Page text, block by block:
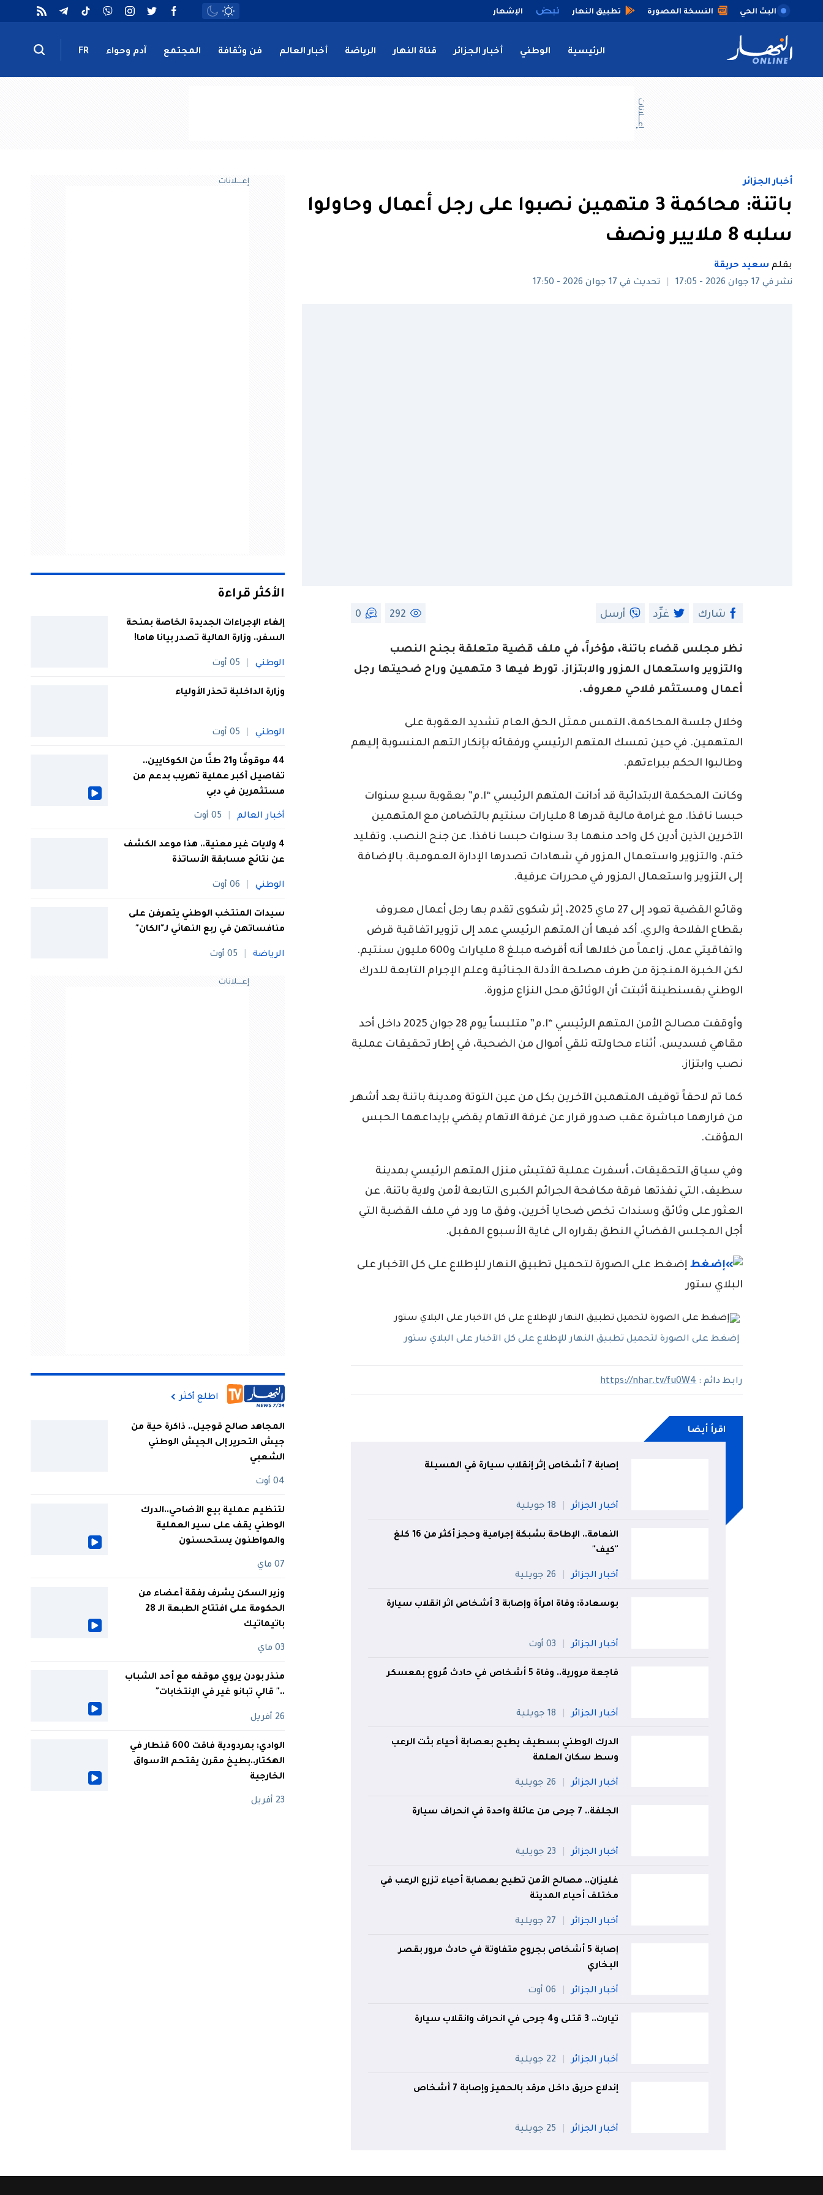
البث الحي النسخة المصورة تطبيق النهار الإشهار
الرئيسية الوطني أخبار الجزائر قناة النهار الرياضة أخبار العالم فن وثقافة المجتمع آدم وحواء FR
إعــــلانات
أخبار الجزائر
باتنة: محاكمة 3 متهمين نصبوا على رجل أعمال وحاولوا
سلبه 8 ملايير ونصف
بقلم سعيد حريقة
نشر في 17 جوان 2026 - 17:05
تحديث في 17 جوان 2026 - 17:50
شارك غرِّد أرسل 292
0
نظر مجلس قضاء باتنة، مؤخراً، في ملف قضية متعلقة بجنح النصب
والتزوير واستعمال المزور والابتزاز. تورط فيها 3 متهمين وراح ضحيتها رجل
أعمال ومستثمر فلاحي معروف.
وخلال جلسة المحاكمة، التمس ممثل الحق العام تشديد العقوبة على
المتهمين. في حين تمسك المتهم الرئيسي ورفقائه بإنكار التهم المنسوبة إليهم
وطالبوا الحكم ببراءتهم.
وكانت المحكمة الابتدائية قد أدانت المتهم الرئيسي “ا.م” بعقوبة سبع سنوات
حبسا نافذا. مع غرامة مالية قدرها 8 مليارات سنتيم بالتضامن مع المتهمين
الآخرين الذين أدين كل واحد منهما بـ3 سنوات حبسا نافذا. عن جنح النصب. وتقليد
ختم، والتزوير واستعمال المزور في شهادات تصدرها الإدارة العمومية. بالإضافة
إلى التزوير واستعمال المزور في محررات عرفية.
وقائع القضية تعود إلى 27 ماي 2025، إثر شكوى تقدم بها رجل أعمال معروف
بقطاع الفلاحة والري. أكد فيها أن المتهم الرئيسي عمد إلى تزوير اتفاقية قرض
واتفاقيتي عمل. زاعماً من خلالها أنه أقرضه مبلغ 8 مليارات و600 مليون سنتيم.
لكن الخبرة المنجزة من طرف مصلحة الأدلة الجنائية وعلم الإجرام التابعة للدرك
الوطني بقسنطينة أثبتت أن الوثائق محل النزاع مزورة.
وأوقفت مصالح الأمن المتهم الرئيسي “ا.م” متلبساً يوم 28 جوان 2025 داخل أحد
مقاهي فسديس. أثناء محاولته تلقي أموال من الضحية، في إطار تحقيقات عملية
نصب وابتزاز.
كما تم لاحقاً توقيف المتهمين الآخرين بكل من عين التوتة ومدينة باتنة بعد أشهر
من فرارهما مباشرة عقب صدور قرار عن غرفة الاتهام يقضي بإيداعهما الحبس
المؤقت.
وفي سياق التحقيقات، أسفرت عملية تفتيش منزل المتهم الرئيسي بمدينة
سطيف، التي نفذتها فرقة مكافحة الجرائم الكبرى التابعة لأمن ولاية باتنة. عن
العثور على وثائق وسندات تخص ضحايا آخرين، وفق ما ورد في ملف القضية التي
أجل المجلس القضائي النطق بقراره الى غاية الأسبوع المقبل.
إضغط على الصورة لتحميل تطبيق النهار للإطلاع على كل الآخبار على
البلاي ستور
إضغط على الصورة لتحميل تطبيق النهار للإطلاع على كل الآخبار على البلاي ستور
رابط دائم :https://nhar.tv/fu0W4
اقرأ أيضا
إصابة 7 أشخاص إثر إنقلاب سيارة في المسيلة
أخبار الجزائر 18 جويلية
النعامة.. الإطاحة بشبكة إجرامية وحجز أكثر من 16 كلغ
"كيف"
أخبار الجزائر 26 جويلية
بوسعادة: وفاة امرأة وإصابة 3 أشخاص اثر انقلاب سيارة
أخبار الجزائر 03 أوت
فاجعة مرورية.. وفاة 5 أشخاص في حادث مُروع بمعسكر
أخبار الجزائر 18 جويلية
الدرك الوطني بسطيف يطيح بعصابة أحياء بثت الرعب
وسط سكان العلمة
أخبار الجزائر 26 جويلية
الجلفة.. 7 جرحى من عائلة واحدة في انحراف سيارة
أخبار الجزائر 23 جويلية
غليزان.. مصالح الأمن تطيح بعصابة أحياء تزرع الرعب في
مختلف أحياء المدينة
أخبار الجزائر 27 جويلية
إصابة 5 أشخاص بجروح متفاوتة في حادث مرور بقصر
البخاري
أخبار الجزائر 06 أوت
تيارت.. 3 قتلى و4 جرحى في انحراف وانقلاب سيارة
أخبار الجزائر 22 جويلية
إندلاع حريق داخل مرقد بالحميز وإصابة 7 أشخاص
أخبار الجزائر 25 جويلية
إعــــلانات
الأكثر قراءة
إلغاء الإجراءات الجديدة الخاصة بمنحة
السفر.. وزارة المالية تصدر بيانا هاما!
الوطني 05 أوت
وزارة الداخلية تحذر الأولياء
الوطني 05 أوت
44 موقوفًا و21 طنًا من الكوكايين..
تفاصيل أكبر عملية تهريب بدعم من
مستثمرين في دبي
أخبار العالم 05 أوت
4 ولايات غير معنية.. هذا موعد الكشف
عن نتائج مسابقة الأساتذة
الوطني 06 أوت
سيدات المنتخب الوطني يتعرفن على
منافساتهن في ربع النهائي لـ"الكان"
الرياضة 05 أوت
إعــــلانات
اطلع أكثر
المجاهد صالح قوجيل.. ذاكرة حية من
جيش التحرير إلى الجيش الوطني
الشعبي
04 أوت
لتنظيم عملية بيع الأضاحي..الدرك
الوطني يقف على سير العملية
والمواطنون يستحسنون
07 ماي
وزير السكن يشرف رفقة أعضاء من
الحكومة على افتتاح الطبعة الـ 28
باتيماتيك
03 ماي
منذر بودن يروي موقفه مع أحد الشباب
.." قالي تبانو غير في الإنتخابات"
26 أفريل
الوادي: بمردودية فاقت 600 قنطار في
الهكتار..بطيخ مقرن يقتحم الأسواق
الخارجية
23 أفريل